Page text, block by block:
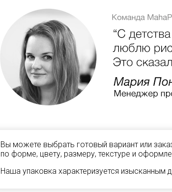
Вы можете выбрать готовый вариант или
по форме, цвету, размеру, текстуре и
Наша упаковка характеризуется